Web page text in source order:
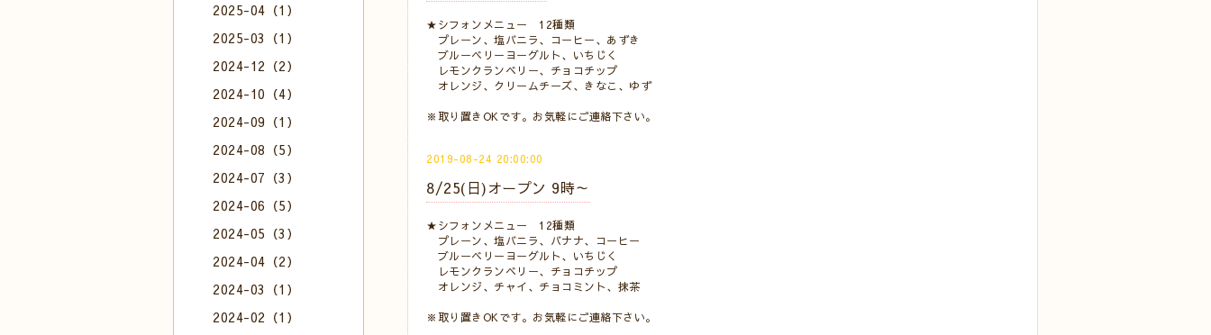
★シフォンメニュー 12種類
プレーン、塩バニラ、コーヒー、あずき
ブルーベリーヨーグルト、いちじく
レモンクランベリー、チョコチップ
オレンジ、クリームチーズ、きなこ、ゆず
※取り置きOKです。お気軽にご連絡下さい。
2019-08-24 20:00:00
8/25(日)オープン 9時～
★シフォンメニュー 12種類
プレーン、塩バニラ、バナナ、コーヒー
ブルーベリーヨーグルト、いちじく
レモンクランベリー、チョコチップ
オレンジ、チャイ、チョコミント、抹茶
※取り置きOKです。お気軽にご連絡下さい。
2025-04（1）
2025-03（1）
2024-12（2）
2024-10（4）
2024-09（1）
2024-08（5）
2024-07（3）
2024-06（5）
2024-05（3）
2024-04（2）
2024-03（1）
2024-02（1）